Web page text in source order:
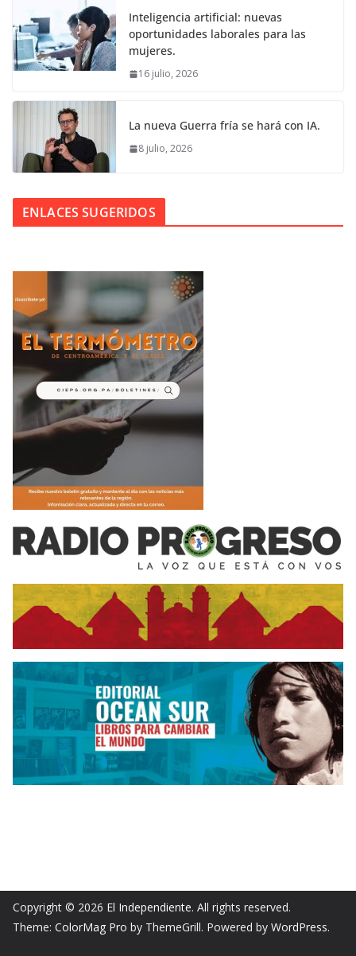
Inteligencia artificial: nuevas
oportunidades laborales para las
mujeres.
16 julio, 2026
La nueva Guerra fría se hará con IA.
8 julio, 2026
ENLACES SUGERIDOS
Copyright © 2026 El Independiente. All rights reserved.
Theme: ColorMag Pro by ThemeGrill. Powered by WordPress.